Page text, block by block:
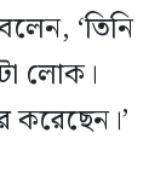
‘তিনি
লোক।
করেছেন।’